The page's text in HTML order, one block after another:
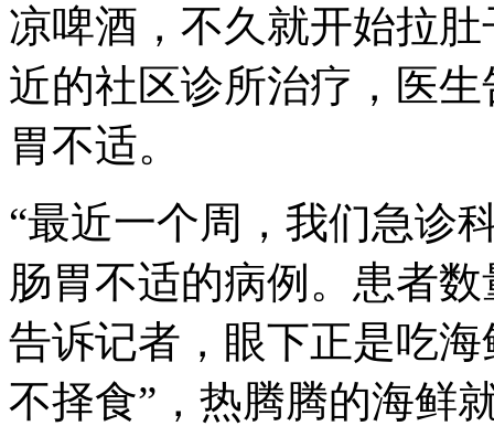
凉啤酒，不久就开始拉
近的社区诊所治疗，医
胃不适。
“最近一个周，我们急诊
肠胃不适的病例。患者
告诉记者，眼下正是吃
不择食”，热腾腾的海鲜